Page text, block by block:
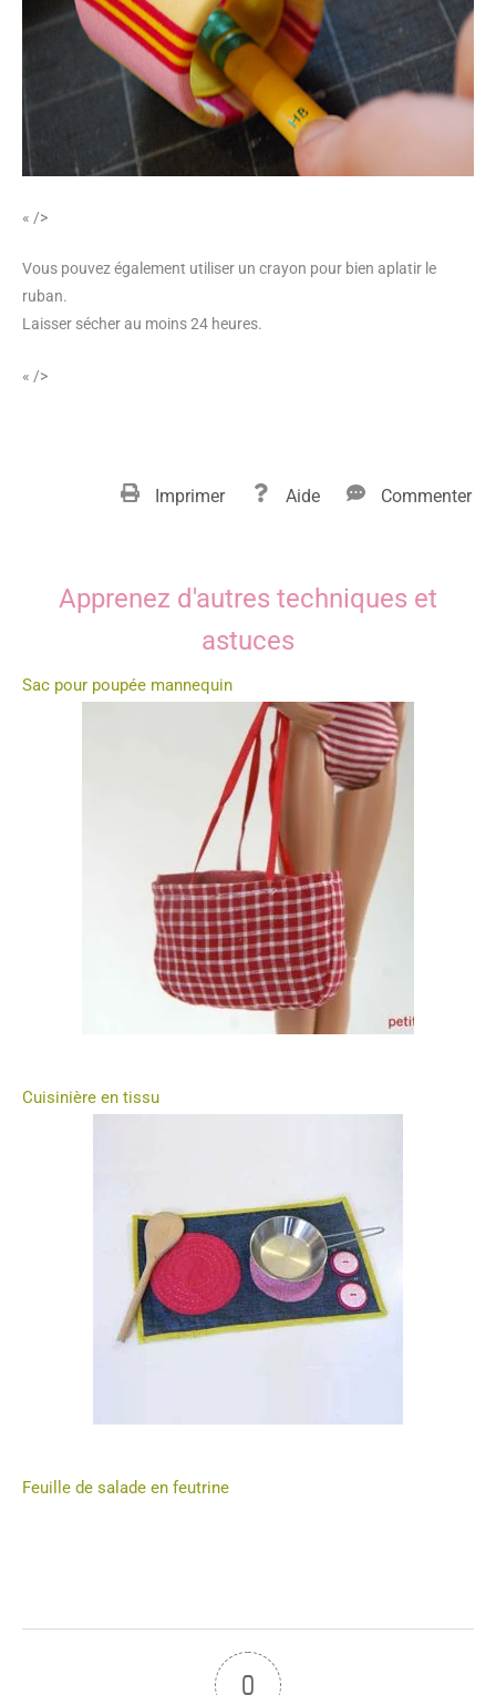
« />
Vous pouvez également utiliser un crayon pour bien aplatir le
ruban.
Laisser sécher au moins 24 heures.
« />
Imprimer Aide Commenter
Apprenez d'autres techniques et
astuces
Sac pour poupée mannequin
Cuisinière en tissu
Feuille de salade en feutrine
0